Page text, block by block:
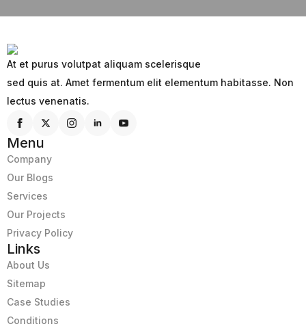
At et purus volutpat aliquam scelerisque
sed quis at. Amet fermentum elit elementum habitasse. Non
lectus venenatis.
Menu
Company
Our Blogs
Services
Our Projects
Privacy Policy
Links
About Us
Sitemap
Case Studies
Conditions